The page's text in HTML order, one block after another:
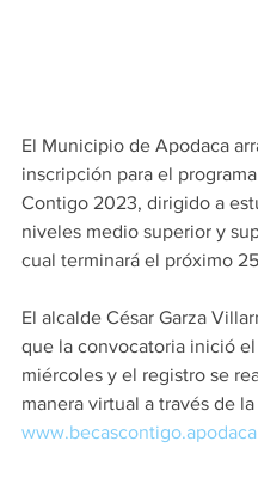
El Municipio de Apodaca
inscripción para el
Contigo 2023, dirigido a
niveles medio superior y
cual terminará el próximo
El alcalde César Garza
que la convocatoria inició el
miércoles y el registro se
manera virtual a través de